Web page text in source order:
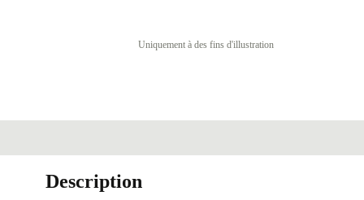
Uniquement à des fins d'illustration
Description